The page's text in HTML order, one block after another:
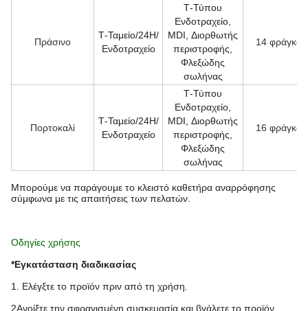
Πράσινο
Τ-Ταμείο/24H/
Ενδοτραχείο
Τ-Τύπου
Ενδοτραχείο,
MDI, Διορθωτής
περιστροφής,
Φλεξώδης
σωλήνας
14 φράγκα
Πορτοκαλί
Τ-Ταμείο/24H/
Ενδοτραχείο
Τ-Τύπου
Ενδοτραχείο,
MDI, Διορθωτής
περιστροφής,
Φλεξώδης
σωλήνας
16 φράγκα
Μπορούμε να παράγουμε το κλειστό καθετήρα αναρρόφησης
σύμφωνα με τις απαιτήσεις των πελατών.
Οδηγίες χρήσης
*Εγκατάσταση διαδικασίας
1. Ελέγξτε το προϊόν πριν από τη χρήση.
2Ανοίξτε την σφραγισμένη συσκευασία και βγάλετε το προϊόν.